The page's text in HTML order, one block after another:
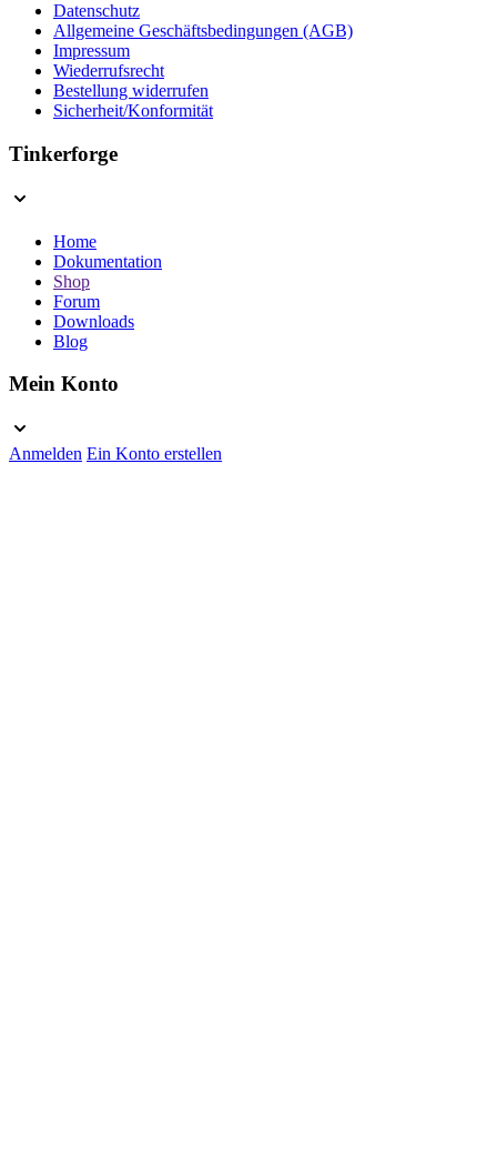
Datenschutz
Allgemeine Geschäftsbedingungen (AGB)
Impressum
Wiederrufsrecht
Bestellung widerrufen
Sicherheit/Konformität
Tinkerforge
Home
Dokumentation
Shop
Forum
Downloads
Blog
Mein Konto
Anmelden Ein Konto erstellen